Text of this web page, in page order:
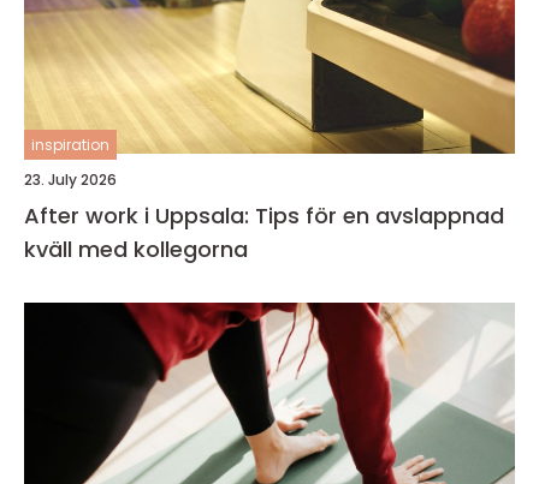
inspiration
23. July 2026
After work i Uppsala: Tips för en avslappnad
kväll med kollegorna